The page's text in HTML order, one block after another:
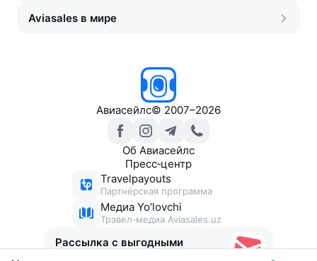
Aviasales в мире
Авиасейлс© 2007–2026
Об Авиасейлс
Пресс‑центр
Travelpayouts
Партнёрская программа
Медиа Yo’lovchi
Трэвел‑медиа Aviasales.uz
Рассылка с выгодными